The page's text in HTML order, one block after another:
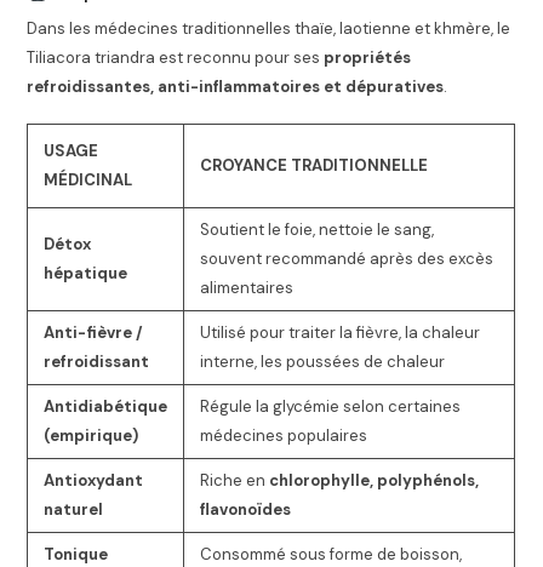
Dans les médecines traditionnelles thaïe, laotienne et khmère, le
Tiliacora triandra est reconnu pour ses propriétés
refroidissantes, anti-inflammatoires et dépuratives.
USAGE
MÉDICINAL
CROYANCE TRADITIONNELLE
Détox
hépatique
Soutient le foie, nettoie le sang,
souvent recommandé après des excès
alimentaires
Anti-fièvre /
refroidissant
Utilisé pour traiter la fièvre, la chaleur
interne, les poussées de chaleur
Antidiabétique
(empirique)
Régule la glycémie selon certaines
médecines populaires
Antioxydant
naturel
Riche en chlorophylle, polyphénols,
flavonoïdes
Tonique
Consommé sous forme de boisson,